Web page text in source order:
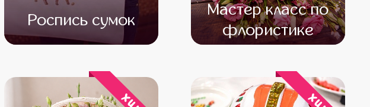
Роспись сумок
Мастер класс по
флористике